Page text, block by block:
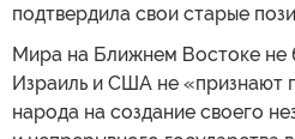
подтвердила свои старые
Мира на Ближнем Востоке не
Израиль и США не «признают
народа на создание своего